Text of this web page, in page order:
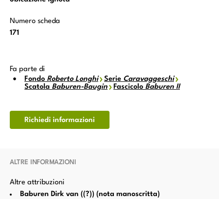
Numero scheda
171
Fa parte di
Fondo Roberto Longhi Serie Caravaggeschi
Scatola Baburen-Baugin Fascicolo Baburen II
Richiedi informazioni
ALTRE INFORMAZIONI
Altre attribuzioni
Baburen Dirk van ((?)) (nota manoscritta)